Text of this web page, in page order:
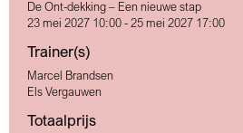
De Ont-dekking – Een nieuwe stap
23 mei 2027 10:00 - 25 mei 2027 17:00
Trainer(s)
Marcel Brandsen
Els Vergauwen
Totaalprijs